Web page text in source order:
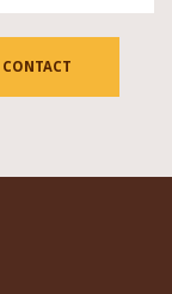
CONTACT